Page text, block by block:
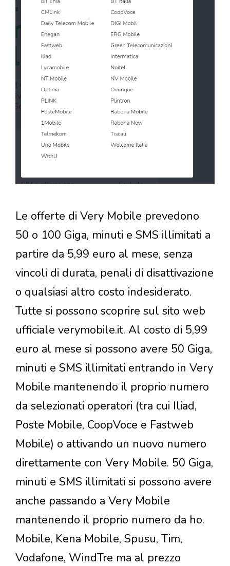
Le offerte di Very Mobile prevedono
50 o 100 Giga, minuti e SMS illimitati a
partire da 5,99 euro al mese, senza
vincoli di durata, penali di disattivazione
o qualsiasi altro costo indesiderato.
Tutte si possono scoprire sul sito web
ufficiale verymobile.it. Al costo di 5,99
euro al mese si possono avere 50 Giga,
minuti e SMS illimitati entrando in Very
Mobile mantenendo il proprio numero
da selezionati operatori (tra cui Iliad,
Poste Mobile, CoopVoce e Fastweb
Mobile) o attivando un nuovo numero
direttamente con Very Mobile. 50 Giga,
minuti e SMS illimitati si possono avere
anche passando a Very Mobile
mantenendo il proprio numero da ho.
Mobile, Kena Mobile, Spusu, Tim,
Vodafone, WindTre ma al prezzo